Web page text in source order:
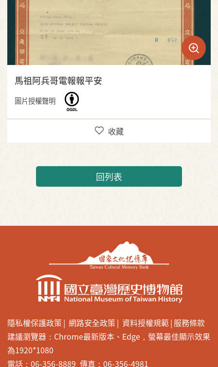
馬祖阿兵哥電報報平安
圖片授權聲明
收藏
回列表
隱私權保護政策 網路安全政策 資料授權規範 服務條款
建議瀏覽器：Chrome最新版本、Edge，螢幕最佳顯示效果
為1920*1080
電話：06-356-8889 傳真：06-356-4981